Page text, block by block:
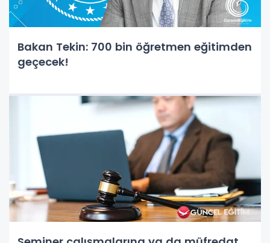
Bakan Tekin: 700 bin öğretmen eğitimden
geçecek!